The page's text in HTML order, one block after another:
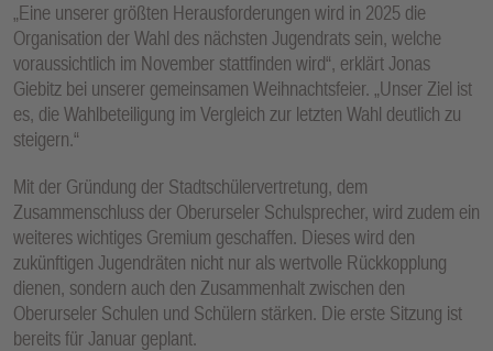
„Eine unserer größten Herausforderungen wird in 2025 die
Organisation der Wahl des nächsten Jugendrats sein, welche
voraussichtlich im November stattfinden wird“, erklärt Jonas
Giebitz bei unserer gemeinsamen Weihnachtsfeier. „Unser Ziel ist
es, die Wahlbeteiligung im Vergleich zur letzten Wahl deutlich zu
steigern.“
Mit der Gründung der Stadtschülervertretung, dem
Zusammenschluss der Oberurseler Schulsprecher, wird zudem ein
weiteres wichtiges Gremium geschaffen. Dieses wird den
zukünftigen Jugendräten nicht nur als wertvolle Rückkopplung
dienen, sondern auch den Zusammenhalt zwischen den
Oberurseler Schulen und Schülern stärken. Die erste Sitzung ist
bereits für Januar geplant.